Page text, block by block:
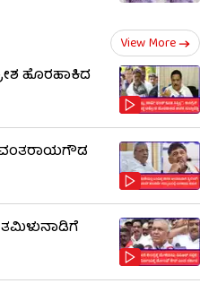
View More
ಹೊರಹಾಕಿದ